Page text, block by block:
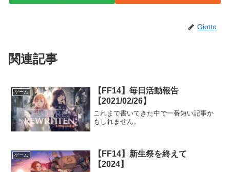
Giotto
関連記事
ゲーム
【FF14】毎日活動報告
【2021/02/26】
これまで書いてきた中で一番短い記事か
もしれません。
ゲーム
【FF14】新生祭を終えて
【2024】